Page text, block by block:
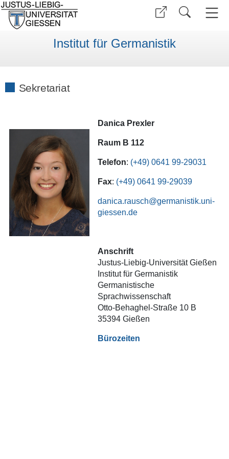
Institut für Germanistik
Sekretariat
Danica Prexler
Raum B 112
Telefon: (+49) 0641 99-29031
Fax: (+49) 0641 99-29039
danica.rausch
Anschrift
Justus-Liebig-Universität Gießen
Institut für Germanistik
Germanistische
Sprachwissenschaft
Otto-Behaghel-Straße 10 B
35394 Gießen
Bürozeiten